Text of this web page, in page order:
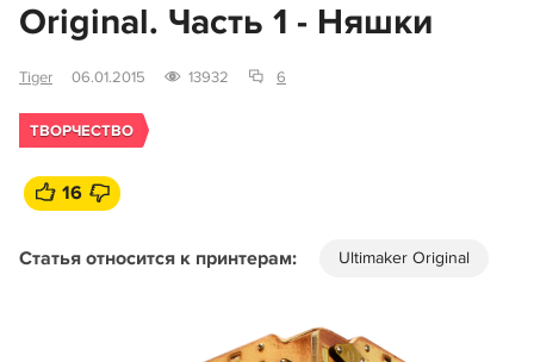
Original. Часть 1 - Няшки
Tiger 06.01.2015 13932 6
ТВОРЧЕСТВО
16
Статья относится к принтерам: Ultimaker Original